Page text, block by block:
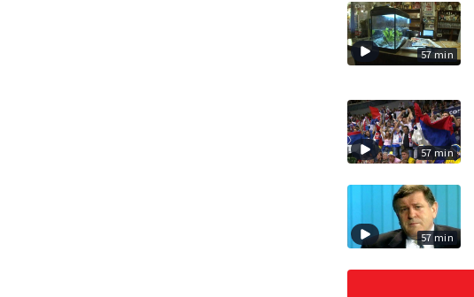
57 min
57 min
57 min